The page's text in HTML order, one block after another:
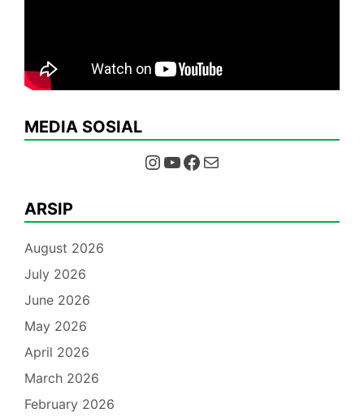
MEDIA SOSIAL
Instagram YouTube Facebook Mail
ARSIP
August 2026
July 2026
June 2026
May 2026
April 2026
March 2026
February 2026